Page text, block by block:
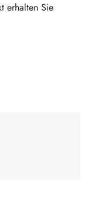
erhalten Sie